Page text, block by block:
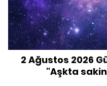
2 Ağustos 2026
"Aşkta